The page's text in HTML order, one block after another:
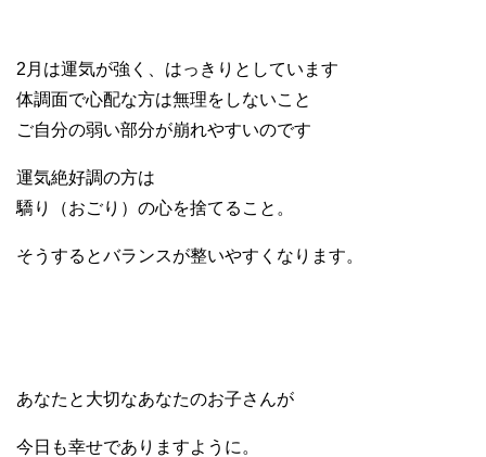
2月は運気が強く、はっきりとしています
体調面で心配な方は無理をしないこと
ご自分の弱い部分が崩れやすいのです
運気絶好調の方は
驕り（おごり）の心を捨てること。
そうするとバランスが整いやすくなります。
あなたと大切なあなたのお子さんが
今日も幸せでありますように。